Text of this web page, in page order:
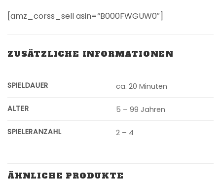
[amz_corss_sell asin=“B000FWGUW0″]
ZUSÄTZLICHE INFORMATIONEN
SPIELDAUER ca. 20 Minuten
ALTER 5 – 99 Jahren
SPIELERANZAHL 2 – 4
ÄHNLICHE PRODUKTE